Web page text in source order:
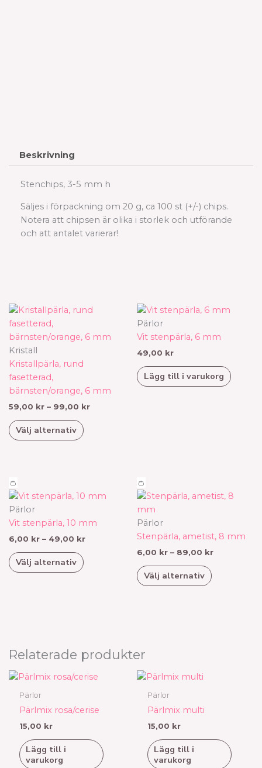
Beskrivning
Stenchips, 3-5 mm h
Säljes i förpackning om 20 g, ca 100 st (+/-) chips.
Notera att chipsen är olika i storlek och utförande
och att antalet varierar!
Kristall
Kristallpärla, rund
fasetterad,
bärnsten/orange, 6 mm
59,00 kr – 99,00 kr
Prisintervall:
99,00 kr
Välj alternativ
Den
produkten
flera
De
olika
kan
Pärlor
Vit stenpärla, 6 mm
49,00 kr
Lägg till i varukorg
👛
Pärlor
Vit stenpärla, 10 mm
6,00 kr – 49,00 kr
till
Välj alternativ
här
har
flera
De
👛
Pärlor
Stenpärla, ametist, 8 mm
6,00 kr – 89,00 kr
till
Välj alternativ
här
flera
varianter.
olika
Relaterade produkter
Pärlor
Pärlmix rosa/cerise
15,00 kr
Lägg till i
varukorg
Pärlor
Pärlmix multi
15,00 kr
Lägg till i
varukorg